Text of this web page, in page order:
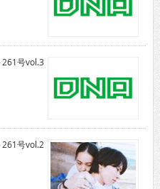
号vol.3
号vol.2